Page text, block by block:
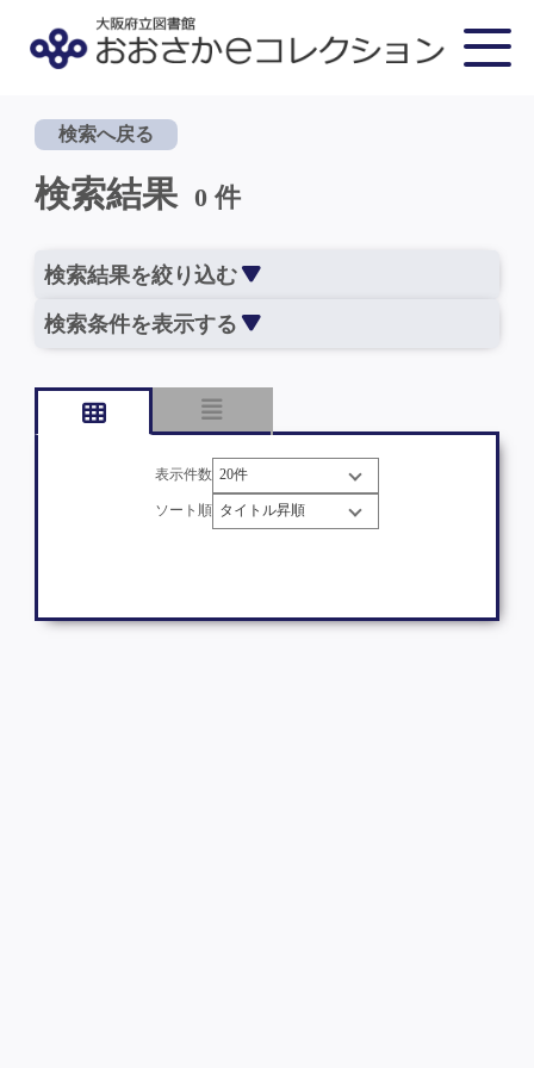
検索へ戻る
検索結果 0 件
検索結果を絞り込む
検索条件を表示する
表示件数
ソート順